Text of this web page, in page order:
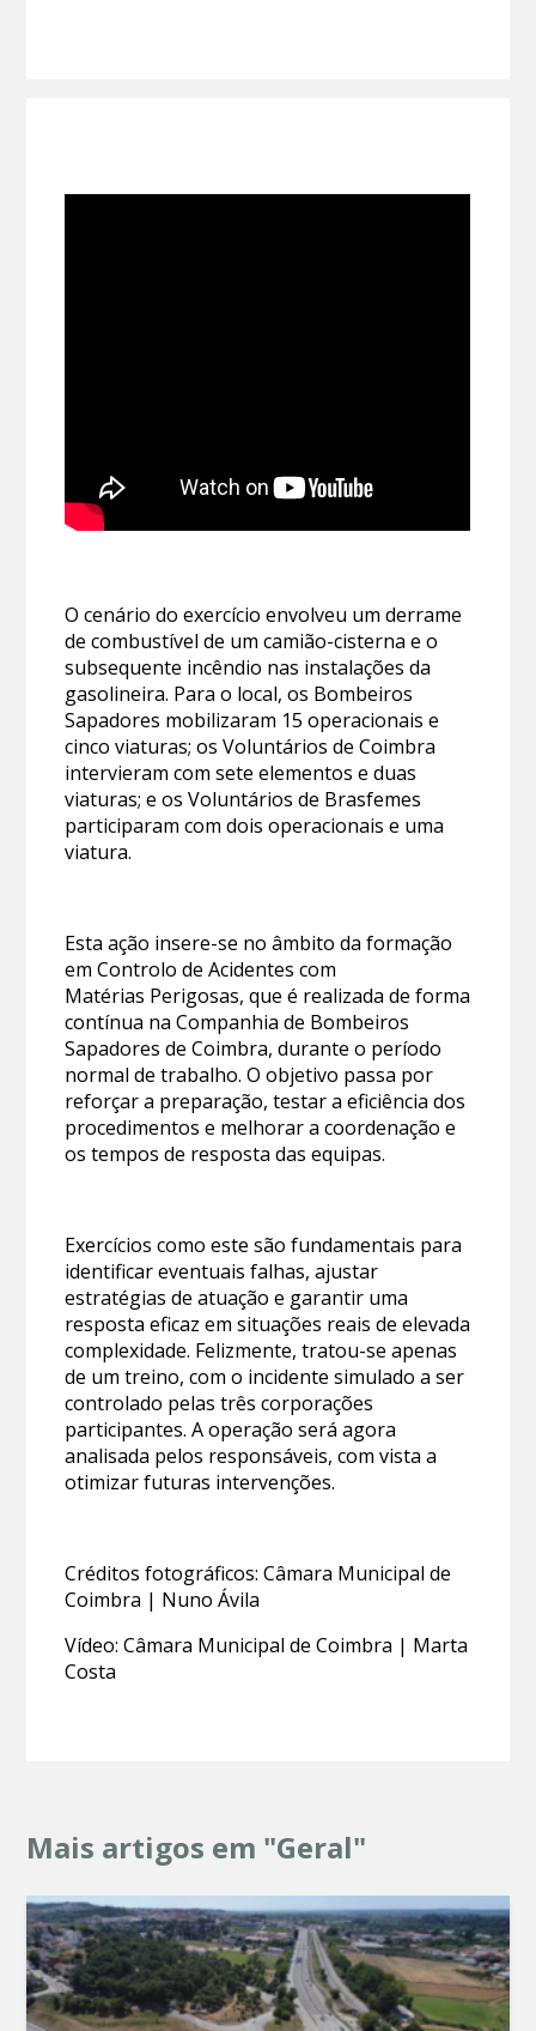
O cenário do exercício envolveu um derrame
de combustível de um camião-cisterna e o
subsequente incêndio nas instalações da
gasolineira. Para o local, os Bombeiros
Sapadores mobilizaram 15 operacionais e
cinco viaturas; os Voluntários de Coimbra
intervieram com sete elementos e duas
viaturas; e os Voluntários de Brasfemes
participaram com dois operacionais e uma
viatura.
Esta ação insere-se no âmbito da formação
em Controlo de Acidentes com
Matérias Perigosas, que é realizada de forma
contínua na Companhia de Bombeiros
Sapadores de Coimbra, durante o período
normal de trabalho. O objetivo passa por
reforçar a preparação, testar a eficiência dos
procedimentos e melhorar a coordenação e
os tempos de resposta das equipas.
Exercícios como este são fundamentais para
identificar eventuais falhas, ajustar
estratégias de atuação e garantir uma
resposta eficaz em situações reais de elevada
complexidade. Felizmente, tratou-se apenas
de um treino, com o incidente simulado a ser
controlado pelas três corporações
participantes. A operação será agora
analisada pelos responsáveis, com vista a
otimizar futuras intervenções.
Créditos fotográficos: Câmara Municipal de
Coimbra | Nuno Ávila
Vídeo: Câmara Municipal de Coimbra | Marta
Costa
Mais artigos em "Geral"